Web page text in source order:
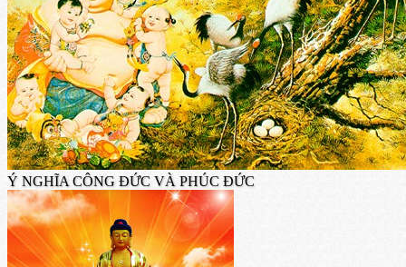
Ý NGHĨA CÔNG ĐỨC VÀ PHÚC ĐỨC